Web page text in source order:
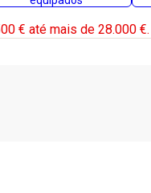
€ até mais de 28.000 €.